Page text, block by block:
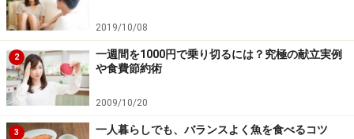
2019/10/08
2
一週間を1000円で乗り切るには？究極の献立実例
や食費節約術
2009/10/20
3 一人暮らしでも、バランスよく魚を食べるコツ